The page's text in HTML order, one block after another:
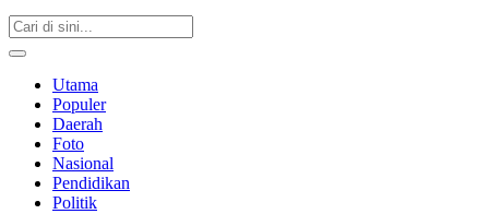
Utama
Populer
Daerah
Foto
Nasional
Pendidikan
Politik